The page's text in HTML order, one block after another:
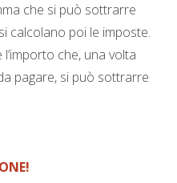
che si può sottrarre
calcolano poi le imposte.
l’importo che, una volta
pagare, si può sottrarre